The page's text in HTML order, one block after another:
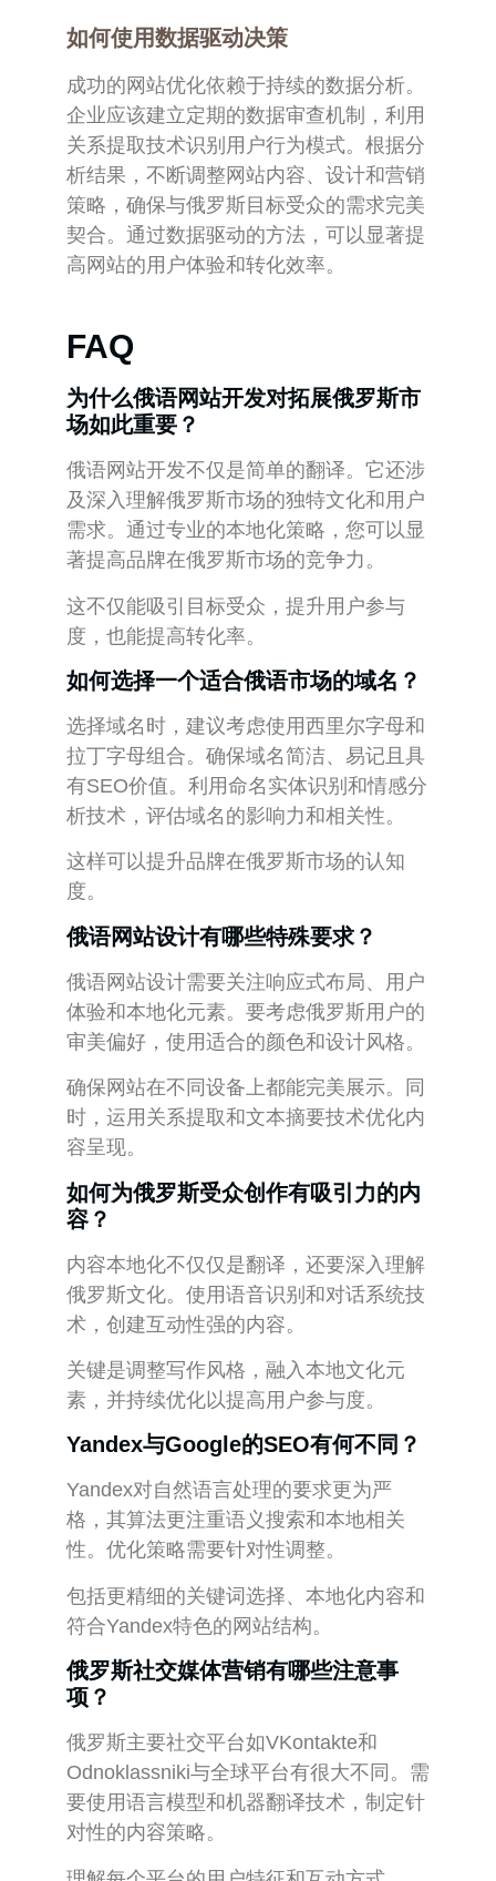
如何使用数据驱动决策
成功的网站优化依赖于持续的数据分析。
企业应该建立定期的数据审查机制，利用
关系提取技术识别用户行为模式。根据分
析结果，不断调整网站内容、设计和营销
策略，确保与俄罗斯目标受众的需求完美
契合。通过数据驱动的方法，可以显著提
高网站的用户体验和转化效率。
FAQ
为什么俄语网站开发对拓展俄罗斯市
场如此重要？
俄语网站开发不仅是简单的翻译。它还涉
及深入理解俄罗斯市场的独特文化和用户
需求。通过专业的本地化策略，您可以显
著提高品牌在俄罗斯市场的竞争力。
这不仅能吸引目标受众，提升用户参与
度，也能提高转化率。
如何选择一个适合俄语市场的域名？
选择域名时，建议考虑使用西里尔字母和
拉丁字母组合。确保域名简洁、易记且具
有SEO价值。利用命名实体识别和情感分
析技术，评估域名的影响力和相关性。
这样可以提升品牌在俄罗斯市场的认知
度。
俄语网站设计有哪些特殊要求？
俄语网站设计需要关注响应式布局、用户
体验和本地化元素。要考虑俄罗斯用户的
审美偏好，使用适合的颜色和设计风格。
确保网站在不同设备上都能完美展示。同
时，运用关系提取和文本摘要技术优化内
容呈现。
如何为俄罗斯受众创作有吸引力的内
容？
内容本地化不仅仅是翻译，还要深入理解
俄罗斯文化。使用语音识别和对话系统技
术，创建互动性强的内容。
关键是调整写作风格，融入本地文化元
素，并持续优化以提高用户参与度。
Yandex与Google的SEO有何不同？
Yandex对自然语言处理的要求更为严
格，其算法更注重语义搜索和本地相关
性。优化策略需要针对性调整。
包括更精细的关键词选择、本地化内容和
符合Yandex特色的网站结构。
俄罗斯社交媒体营销有哪些注意事
项？
俄罗斯主要社交平台如VKontakte和
Odnoklassniki与全球平台有很大不同。需
要使用语言模型和机器翻译技术，制定针
对性的内容策略。